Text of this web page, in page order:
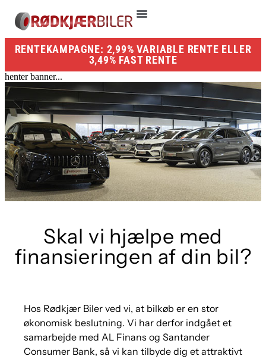
RENTEKAMPAGNE: 2,99% VARIABLE RENTE ELLER
3,49% FAST RENTE
henter banner...
Skal vi hjælpe med
finansieringen af din bil?
Hos Rødkjær Biler ved vi, at bilkøb er en stor
økonomisk beslutning. Vi har derfor indgået et
samarbejde med AL Finans og Santander
Consumer Bank, så vi kan tilbyde dig et attraktivt